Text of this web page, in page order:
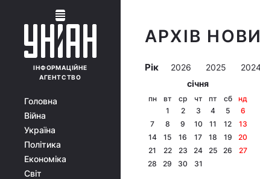
ІНФОРМАЦІЙНЕ
АГЕНТСТВО
Головна
Війна
Україна
Політика
Економіка
Світ
АРХІВ
Рік 2026 2025
січня
пн вт ср чт пт сб
нд
1
2 3 4 5
6
7
8 9 10 11 12
13
14
15 16 17 18 19
20
21
22 23 24 25 26
27
28
29 30 31